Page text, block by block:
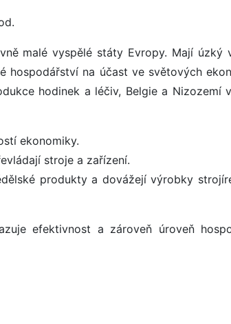
malé vyspělé státy Evropy. Mají úzký
hospodářství na účast ve světových
hodinek a léčiv, Belgie a Nizozemí
ekonomiky.
stroje a zařízení.
produkty a dovážejí výrobky
efektivnost a zároveň úroveň